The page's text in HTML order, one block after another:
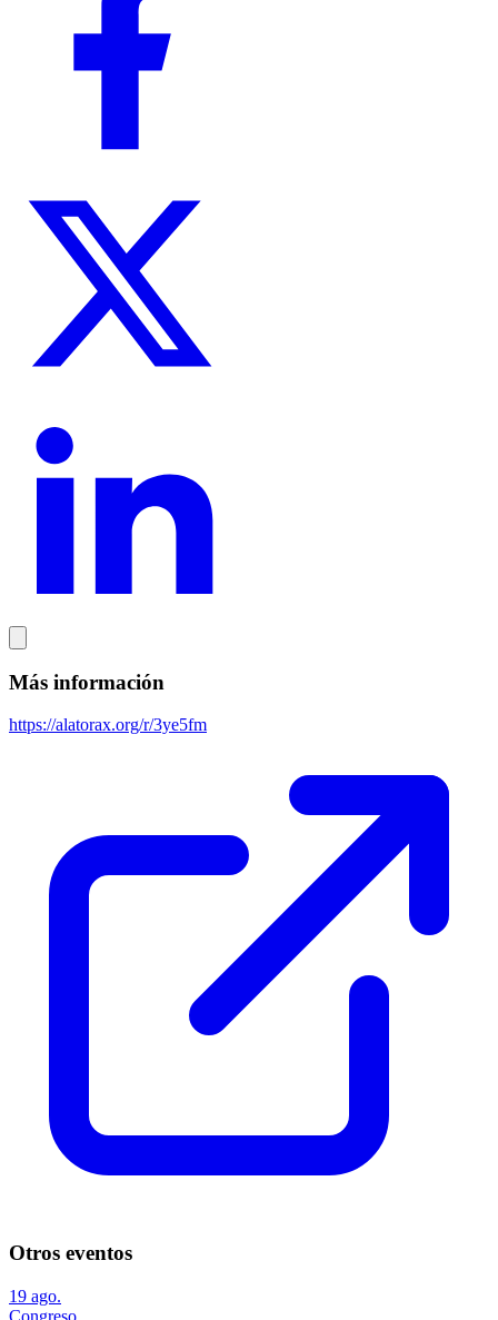
Más información
https://alatorax.org/r/3ye5fm
Otros eventos
19 ago.
Congreso